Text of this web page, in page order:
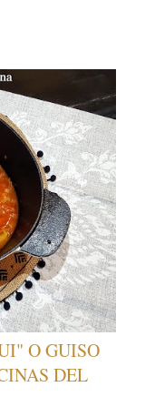
O GUISO
DEL